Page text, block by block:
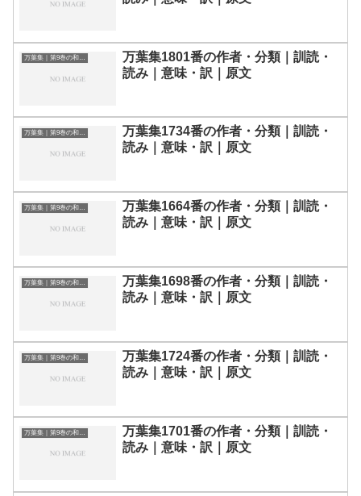
万葉集｜第9巻の和歌一覧
万葉集1801番の作者・分類｜訓読・
読み｜意味・訳｜原文
万葉集｜第9巻の和歌一覧
万葉集1734番の作者・分類｜訓読・
読み｜意味・訳｜原文
万葉集｜第9巻の和歌一覧
万葉集1664番の作者・分類｜訓読・
読み｜意味・訳｜原文
万葉集｜第9巻の和歌一覧
万葉集1698番の作者・分類｜訓読・
読み｜意味・訳｜原文
万葉集｜第9巻の和歌一覧
万葉集1724番の作者・分類｜訓読・
読み｜意味・訳｜原文
万葉集｜第9巻の和歌一覧
万葉集1701番の作者・分類｜訓読・
読み｜意味・訳｜原文